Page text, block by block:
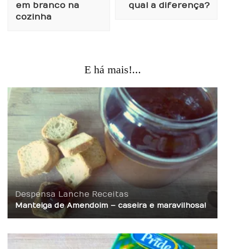
em branco na
cozinha
qual a diferença?
E há mais!...
Despensa Lanche Receitas
Manteiga de Amendoim – caseira e maravilhosa!